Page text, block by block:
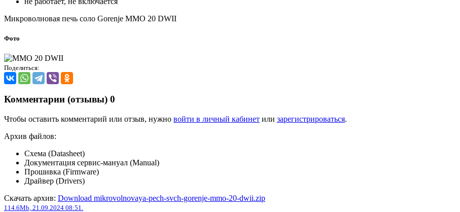
Микроволновая печь соло Gorenje MMO 20 DWII
Фото
Поделиться:
Комментарии (отзывы) 0
Чтобы оставить комментарий или отзыв, нужно войти в личный кабинет или зарегистрироваться.
Архив файлов:
Схема (Datasheet)
Документация сервис-мануал (Manual)
Прошивка (Firmware)
Драйвер (Drivers)
Скачать архив: Download mikrovolnovaya-pech-svch-gorenje-mmo-20-dwii.zip
114.6Mb, 21.09.2024 08:51.